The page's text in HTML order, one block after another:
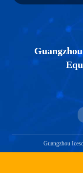
Guangzhou